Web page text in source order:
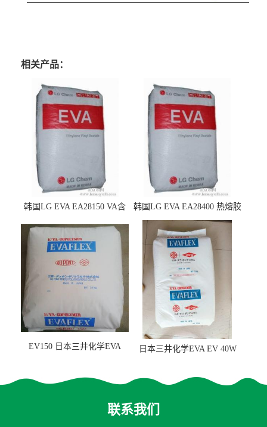
相关产品：
韩国LG EVA EA28150 VA含
韩国LG EVA EA28400 热熔胶
级 VA含量28 熔指400
EV150 日本三井化学EVA
日本三井化学EVA EV 40W
联系我们